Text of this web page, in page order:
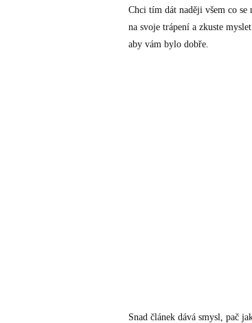
Chci tím dát naději všem co se
na svoje trápení a zkuste
aby vám bylo dobře.
Snad článek dává smysl, pač